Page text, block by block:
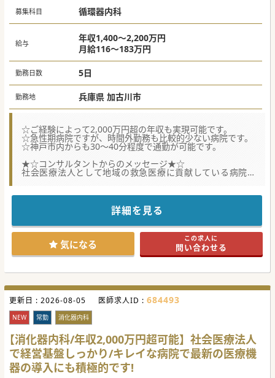
募集科目 循環器内科
給与
年収1,400～2,200万円
月給116～183万円
勤務日数 5日
勤務地 兵庫県 加古川市
☆ご経験によって2,000万円超の年収も実現可能です。
☆急性期病院ですが、時間外勤務も比較的少ない病院です。
☆神戸市内からも30～40分程度で通勤が可能です。
★☆コンサルタントからのメッセージ★☆
社会医療法人として地域の救急医療に貢献している病院で
す。
可能です。
また法人内に老健施設も複数保有してるため、将来的に老健
でといった勤務もご相談可能です。
医療機器の導入は積極的に行っており、各医療機器は最新の
ものが導入されています。
詳細を見る
気になる この求人に
問い合わせる
更新日 : 2026-08-05 医師求人ID : 684493
NEW 常勤 消化器内科
【消化器内科/年収2,000万円超可能】社会医療法人
で経営基盤しっかり/キレイな病院で最新の医療機
器の導入にも積極的です!